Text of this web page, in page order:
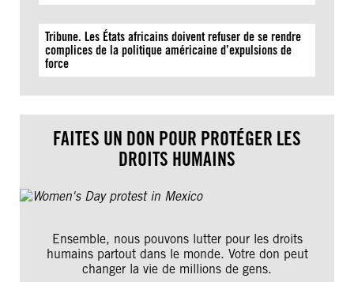
Tribune. Les États africains doivent refuser de se rendre
complices de la politique américaine d’expulsions de
force
FAITES UN DON POUR PROTÉGER LES
DROITS HUMAINS
Ensemble, nous pouvons lutter pour les droits
humains partout dans le monde. Votre don peut
changer la vie de millions de gens.